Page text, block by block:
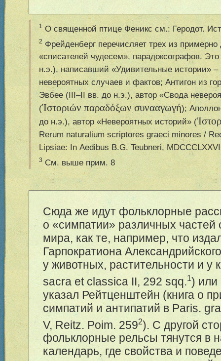
1 О священной птице Феникс см.: Геродот.
2 Фрейденберг перечисляет трех из примерно
«списателей чудесем», парадоксографов.
н.э.), написавший «Удивительные истории»
невероятных случаев и фактов; Антигон из
Эвбее (III–II вв. до н.э.), автор «Свода
(Ἱστοριών παραδόξων συνααγωγή);
до н.э.), автор «Невероятных историй» (
Rerum naturalium scriptores graeci minores /
Lipsiae: In Aedibus B.G. Teubneri,
3 См. выше прим. 8
Сюда же идут фольклорные
о «симпатии» различных частей
мира, как те, например, что
Гарпократиона
у животных, растительности и у
sacra et classica II, 292 sqq.1) или
указал Рейтценштейн (книга о
симпатий и антипатий в Paris.
V, Reitz. Poim. 2592). С другой
фольклорные рельсы тянутся в
календарь, где свойства и